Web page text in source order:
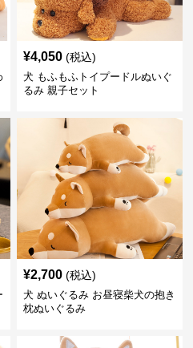
¥4,050 (税込)
犬 もふもふトイプードルぬいぐ
るみ 親子セット
¥2,700 (税込)
犬 ぬいぐるみ お昼寝柴犬の抱き
枕ぬいぐるみ